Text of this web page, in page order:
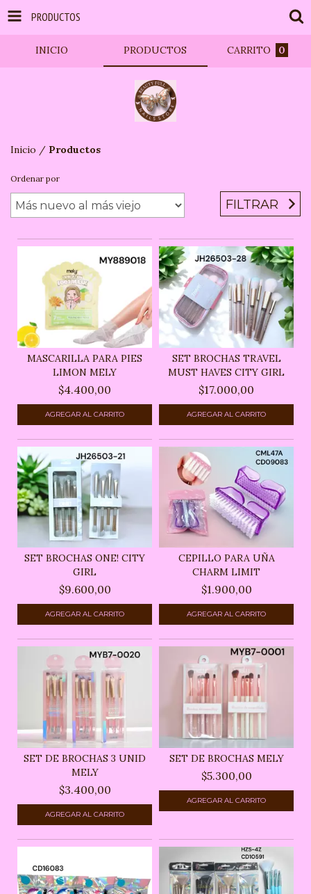
PRODUCTOS
INICIO PRODUCTOS CARRITO 0
Inicio / Productos
Ordenar por
FILTRAR
MASCARILLA PARA PIES
LIMON MELY
$4.400,00
SET BROCHAS TRAVEL
MUST HAVES CITY GIRL
$17.000,00
SET BROCHAS ONE! CITY
GIRL
$9.600,00
CEPILLO PARA UÑA
CHARM LIMIT
$1.900,00
SET DE BROCHAS 3 UNID
MELY
$3.400,00
SET DE BROCHAS MELY
$5.300,00